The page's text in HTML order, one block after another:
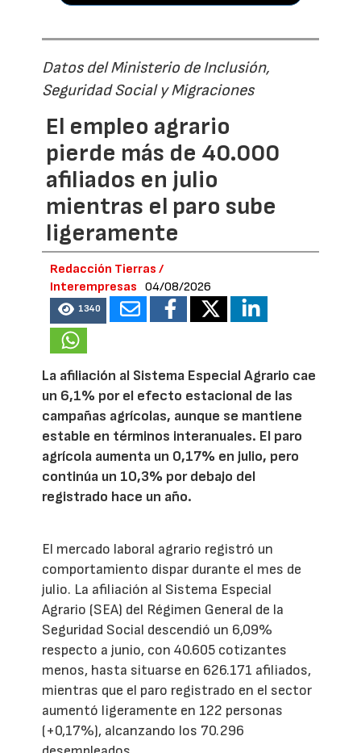
Datos del Ministerio de Inclusión,
Seguridad Social y Migraciones
El empleo agrario
pierde más de 40.000
afiliados en julio
mientras el paro sube
ligeramente
Redacción Tierras /
Interempresas
04/08/2026
1340
La afiliación al Sistema Especial Agrario cae
un 6,1% por el efecto estacional de las
campañas agrícolas, aunque se mantiene
estable en términos interanuales. El paro
agrícola aumenta un 0,17% en julio, pero
continúa un 10,3% por debajo del
registrado hace un año.
El mercado laboral agrario registró un
comportamiento dispar durante el mes de
julio. La afiliación al Sistema Especial
Agrario (SEA) del Régimen General de la
Seguridad Social descendió un 6,09%
respecto a junio, con 40.605 cotizantes
menos, hasta situarse en 626.171 afiliados,
mientras que el paro registrado en el sector
aumentó ligeramente en 122 personas
(+0,17%), alcanzando los 70.296